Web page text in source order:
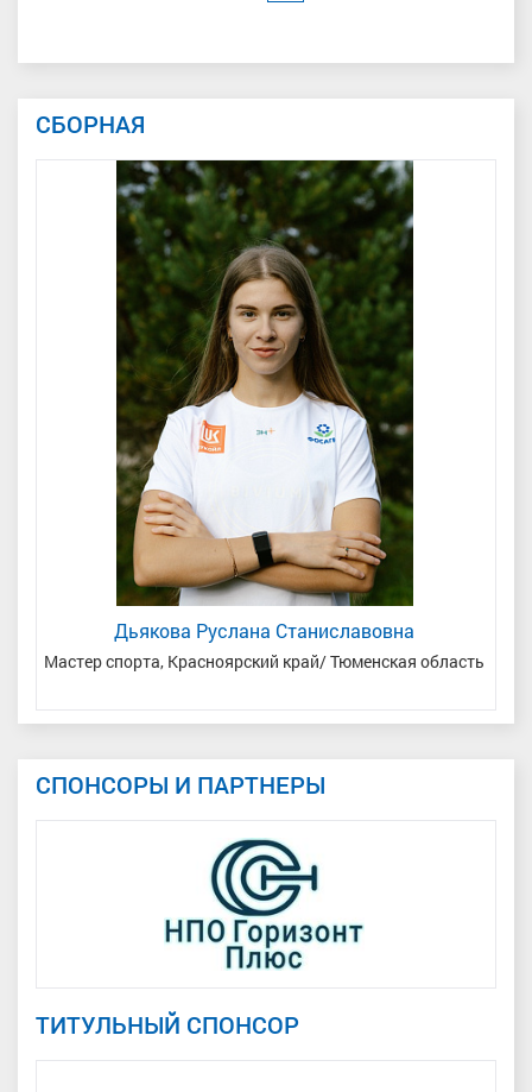
СБОРНАЯ
Дьякова Руслана Станиславовна
Мастер спорта, Красноярский край/ Тюменская область
СПОНСОРЫ И ПАРТНЕРЫ
ТИТУЛЬНЫЙ СПОНСОР